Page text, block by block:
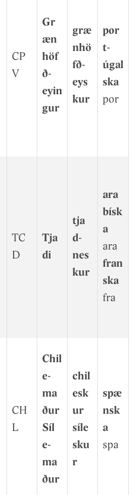
CP
V
Gr
æn
höf
ð­
eyin
gur
græ
nhö
fð­
eys
kur
por
t­
úgal
ska
por
TC
D
Tja
di
tja
d­
nes
kur
ara
bísk
a
ara
fran
ska
fra
CH
L
Chil
e-
ma
ð­ur
Síl
e­
ma
ður
chil
esk
ur
síle
sku
r
spæ
nsk
a
spa